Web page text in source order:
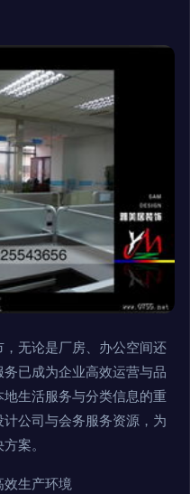
无论是厂房、办公空间还
已成为企业高效运营与品
生活服务与分类信息的重
公司与会务服务资源，为
案。
效生产环境